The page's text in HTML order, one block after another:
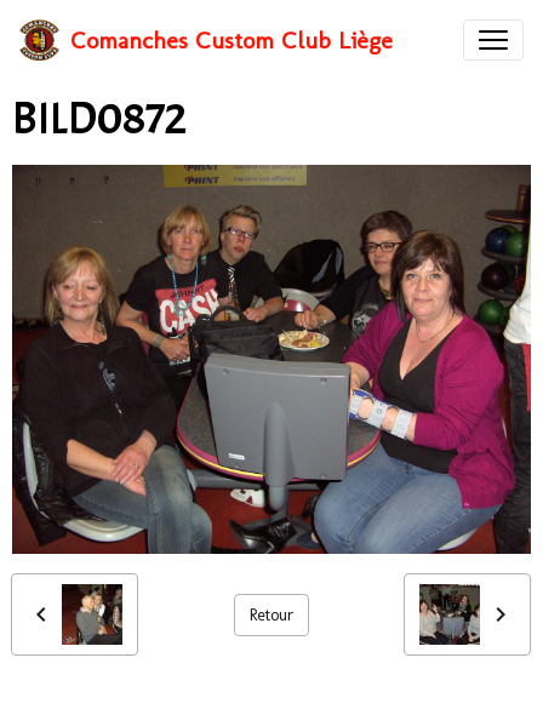
Comanches Custom Club Liège
BILD0872
Retour